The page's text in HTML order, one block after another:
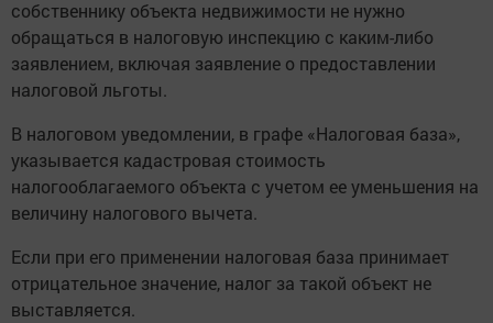
собственнику объекта недвижимости не нужно
обращаться в налоговую инспекцию с каким-либо
заявлением, включая заявление о предоставлении
налоговой льготы.
В налоговом уведомлении, в графе «Налоговая база»,
указывается кадастровая стоимость
налогооблагаемого объекта с учетом ее уменьшения на
величину налогового вычета.
Если при его применении налоговая база принимает
отрицательное значение, налог за такой ­объект не
выставляется.